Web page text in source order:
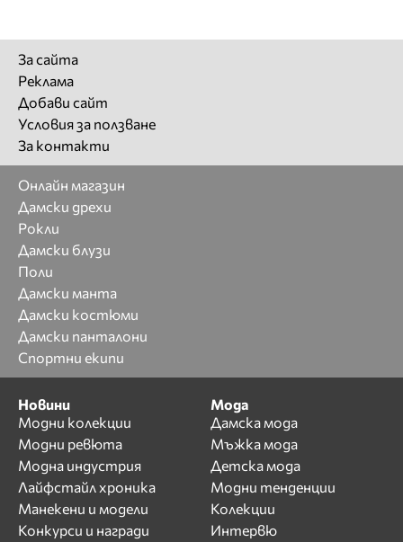
За сайта
Реклама
Добави сайт
Условия за ползване
За контакти
Онлайн магазин
Дамски дрехи
Рокли
Дамски блузи
Поли
Дамски манта
Дамски костюми
Дамски панталони
Спортни екипи
Новини
Модни колекции
Модни ревюта
Модна индустрия
Лайфстайл хроника
Манекени и модели
Конкурси и награди
Мода
Дамска мода
Мъжка мода
Детска мода
Модни тенденции
Колекции
Интервю